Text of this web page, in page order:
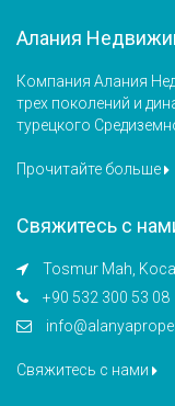
Алания
Компания Алания
трех поколений и
турецкого
Прочитайте больше
Свяжитесь с
Tosmur Mah,
+90 532 300 53 08
Свяжитесь с нами